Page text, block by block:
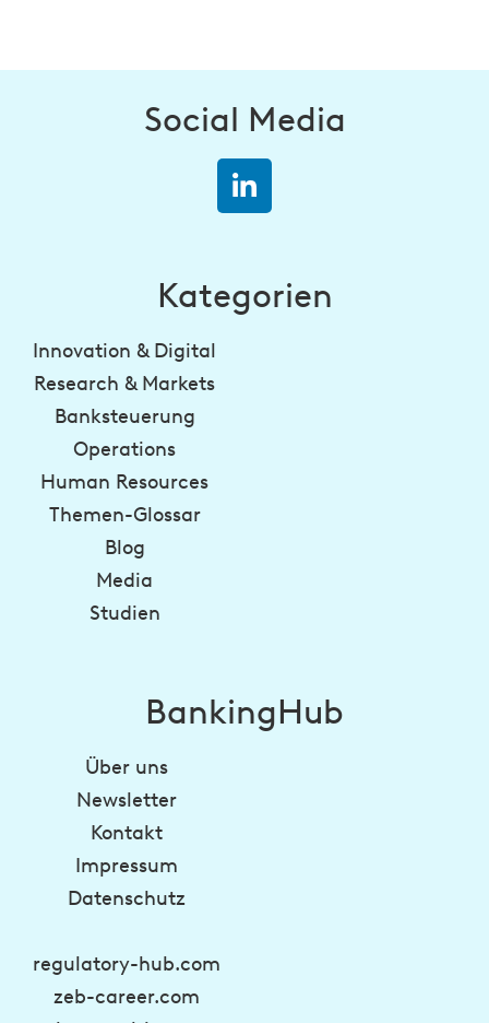
Social Media
Kategorien
Innovation & Digital
Research & Markets
Banksteuerung
Operations
Human Resources
Themen-Glossar
Blog
Media
Studien
BankingHub
Über uns
Newsletter
Kontakt
Impressum
Datenschutz
regulatory-hub.com
zeb-career.com